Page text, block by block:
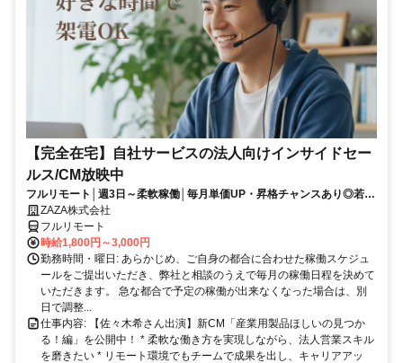
【完全在宅】自社サービスの法人向けインサイドセー
ルス/CM放映中
フルリモート│週3日～柔軟稼働│毎月単価UP・昇格チャンスあり◎若手
が次々成長中！
ZAZA株式会社
フルリモート
時給1,800円～3,000円
勤務時間・曜日: あらかじめ、ご自身の都合に合わせた稼働スケジュ
ールをご提出いただき、弊社と相談のうえで毎月の稼働日程を決めて
いただきます。 急な都合で予定の稼働が出来なくなった場合は、別
日で調整...
仕事内容: 【佐々木希さん出演】新CM「産業用製品ほしいの見つか
る！編」を公開中！ * 柔軟な働き方を実現しながら、法人営業スキル
を磨きたい * リモート環境でもチームで成果を出し、キャリアアッ